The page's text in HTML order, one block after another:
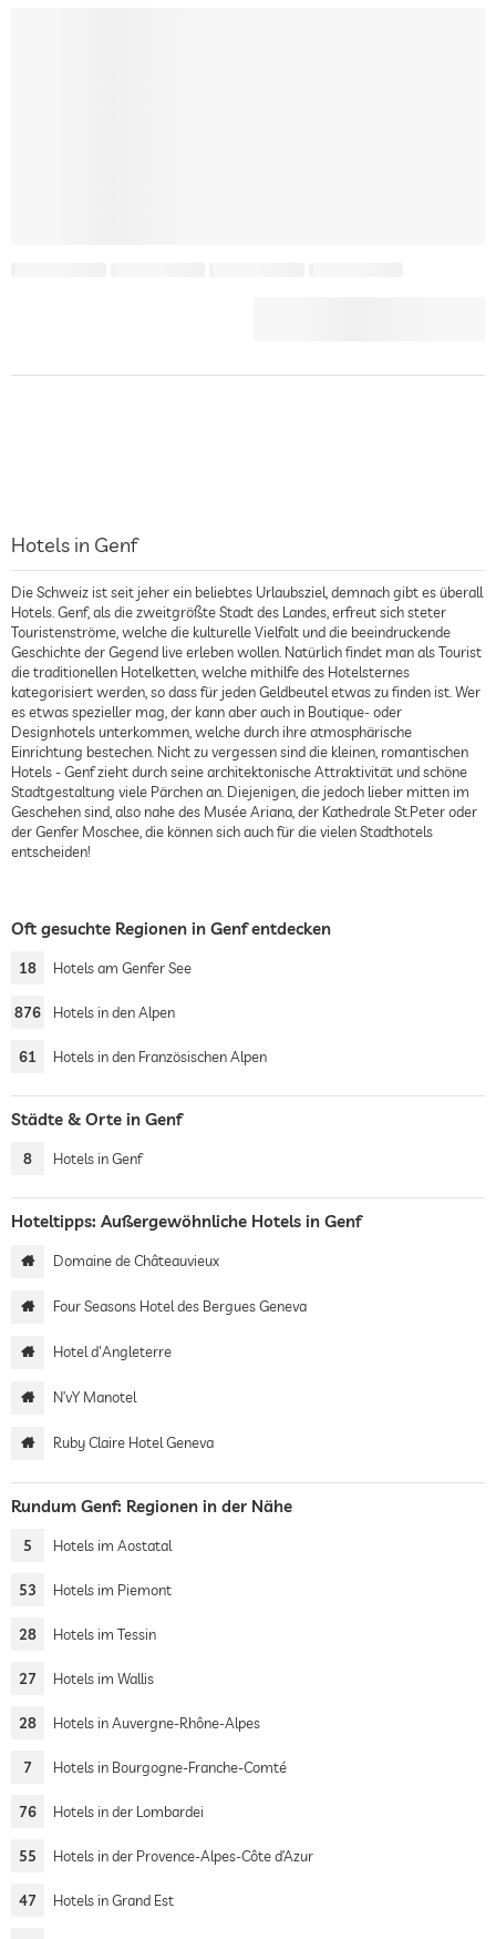
Hotels in Genf
Die Schweiz ist seit jeher ein beliebtes Urlaubsziel, demnach gibt es überall
Hotels. Genf, als die zweitgrößte Stadt des Landes, erfreut sich steter
Touristenströme, welche die kulturelle Vielfalt und die beeindruckende
Geschichte der Gegend live erleben wollen. Natürlich findet man als Tourist
die traditionellen Hotelketten, welche mithilfe des Hotelsternes
kategorisiert werden, so dass für jeden Geldbeutel etwas zu finden ist. Wer
es etwas spezieller mag, der kann aber auch in Boutique- oder
Designhotels unterkommen, welche durch ihre atmosphärische
Einrichtung bestechen. Nicht zu vergessen sind die kleinen, romantischen
Hotels - Genf zieht durch seine architektonische Attraktivität und schöne
Stadtgestaltung viele Pärchen an. Diejenigen, die jedoch lieber mitten im
Geschehen sind, also nahe des Musée Ariana, der Kathedrale St.Peter oder
der Genfer Moschee, die können sich auch für die vielen Stadthotels
entscheiden!
Oft gesuchte Regionen in Genf entdecken
18 Hotels am Genfer See
876 Hotels in den Alpen
61 Hotels in den Französischen Alpen
Städte & Orte in Genf
8 Hotels in Genf
Hoteltipps: Außergewöhnliche Hotels in Genf
Domaine de Châteauvieux
Four Seasons Hotel des Bergues Geneva
Hotel d'Angleterre
N’vY Manotel
Ruby Claire Hotel Geneva
Rundum Genf: Regionen in der Nähe
5 Hotels im Aostatal
53 Hotels im Piemont
28 Hotels im Tessin
27 Hotels im Wallis
28 Hotels in Auvergne-Rhône-Alpes
7 Hotels in Bourgogne-Franche-Comté
76 Hotels in der Lombardei
55 Hotels in der Provence-Alpes-Côte d’Azur
47 Hotels in Grand Est